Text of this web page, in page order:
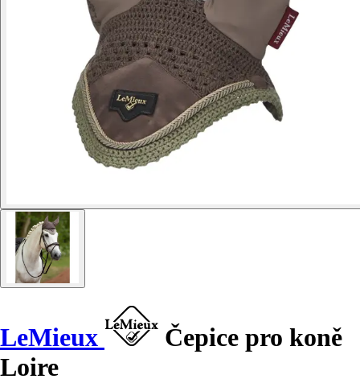
LeMieux
Čepice pro koně
Loire